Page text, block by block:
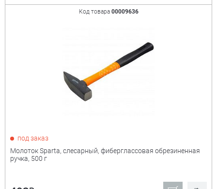
Код товара 00009636
под заказ
Молоток Sparta, слесарный, фиберглассовая обрезиненная
ручка, 500 г